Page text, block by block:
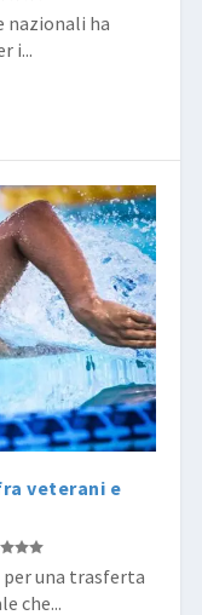
nazionali ha
i...
veterani e
per una trasferta
che...